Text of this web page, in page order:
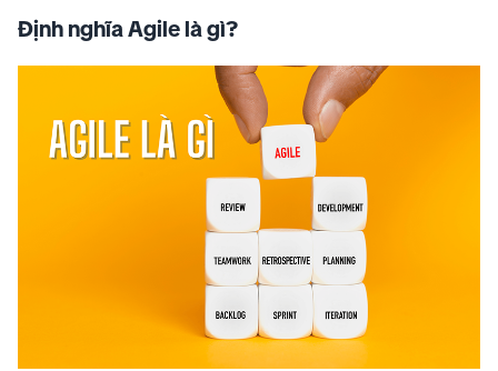
Định nghĩa Agile là gì?